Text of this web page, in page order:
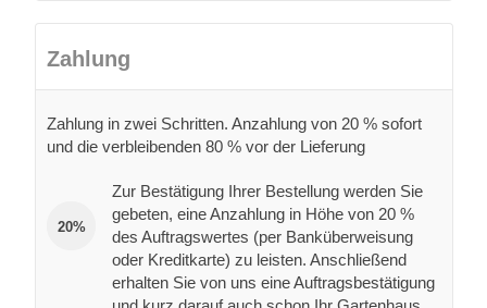
Zahlung
Zahlung in zwei Schritten. Anzahlung von 20 % sofort
und die verbleibenden 80 % vor der Lieferung
20%
Zur Bestätigung Ihrer Bestellung werden Sie
gebeten, eine Anzahlung in Höhe von 20 %
des Auftragswertes (per Banküberweisung
oder Kreditkarte) zu leisten. Anschließend
erhalten Sie von uns eine Auftragsbestätigung